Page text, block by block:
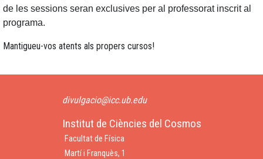
de les sessions seran exclusives per al professorat inscrit al
programa.
Mantigueu-vos atents als propers cursos!
divulgacio@icc.ub.edu
Institut de Ciències del Cosmos
Facultat de Física
Martí i Franquès, 1